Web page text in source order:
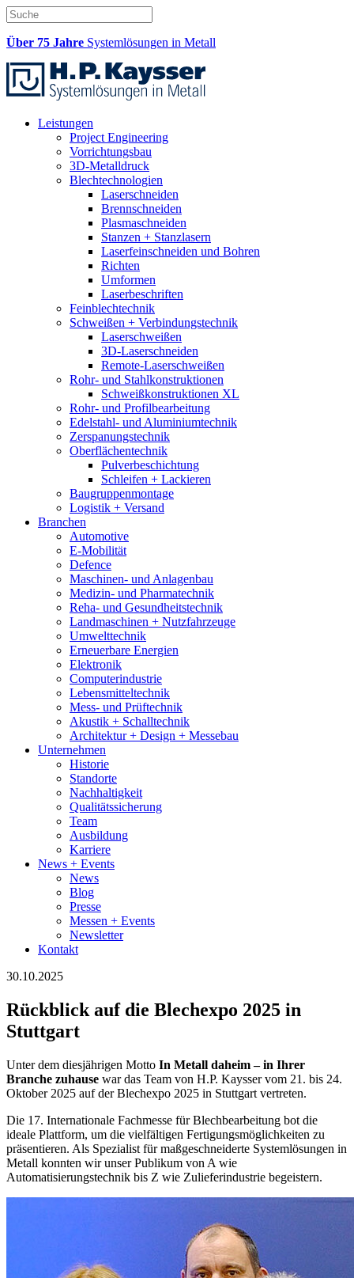
Über 75 Jahre Systemlösungen in Metall
Leistungen
Project Engineering
Vorrichtungsbau
3D-Metalldruck
Blechtechnologien
Laserschneiden
Brennschneiden
Plasmaschneiden
Stanzen + Stanzlasern
Laserfeinschneiden und Bohren
Richten
Umformen
Laserbeschriften
Feinblechtechnik
Schweißen + Verbindungstechnik
Laserschweißen
3D-Laserschneiden
Remote-Laserschweißen
Rohr- und Stahlkonstruktionen
Schweißkonstruktionen XL
Rohr- und Profilbearbeitung
Edelstahl- und Aluminiumtechnik
Zerspanungstechnik
Oberflächentechnik
Pulverbeschichtung
Schleifen + Lackieren
Baugruppenmontage
Logistik + Versand
Branchen
Automotive
E-Mobilität
Defence
Maschinen- und Anlagenbau
Medizin- und Pharmatechnik
Reha- und Gesundheitstechnik
Landmaschinen + Nutzfahrzeuge
Umwelttechnik
Erneuerbare Energien
Elektronik
Computerindustrie
Lebensmitteltechnik
Mess- und Prüftechnik
Akustik + Schalltechnik
Architektur + Design + Messebau
Unternehmen
Historie
Standorte
Nachhaltigkeit
Qualitätssicherung
Team
Ausbildung
Karriere
News + Events
News
Blog
Presse
Messen + Events
Newsletter
Kontakt
30.10.2025
Rückblick auf die Blechexpo 2025 in
Stuttgart
Unter dem diesjährigen Motto In Metall daheim – in Ihrer
Branche zuhause war das Team von H.P. Kaysser vom 21. bis 24.
Oktober 2025 auf der Blechexpo 2025 in Stuttgart vertreten.
Die 17. Internationale Fachmesse für Blechbearbeitung bot die
ideale Plattform, um die vielfältigen Fertigungsmöglichkeiten zu
präsentieren. Als Spezialist für maßgeschneiderte Systemlösungen in
Metall konnten wir unser Publikum von A wie
Automatisierungstechnik bis Z wie Zulieferindustrie begeistern.